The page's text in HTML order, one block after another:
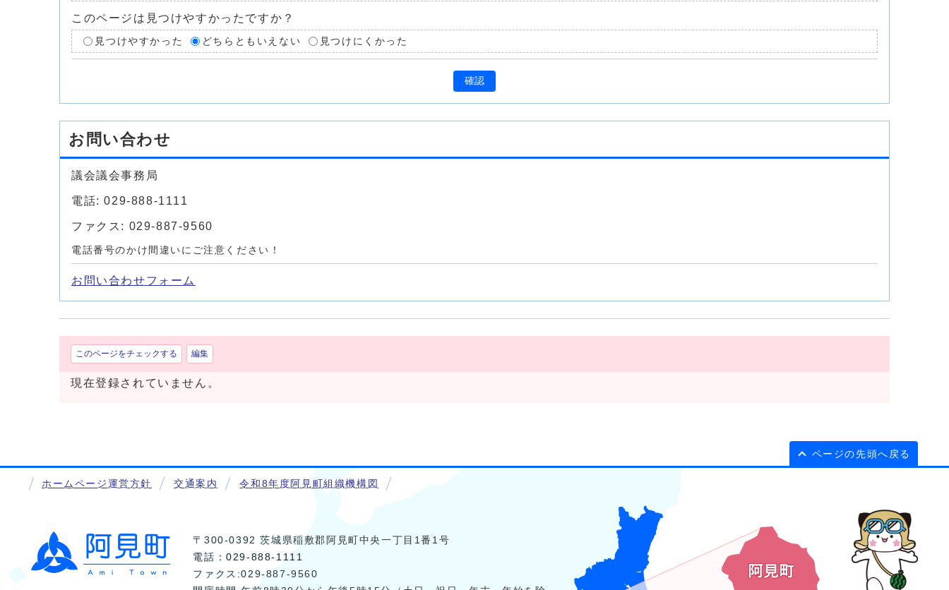
このページは見つけやすかったですか？
見つけやすかった どちらともいえない 見つけにくかった
確認
お問い合わせ
議会議会事務局
電話: 029-888-1111
ファクス: 029-887-9560
電話番号のかけ間違いにご注意ください！
お問い合わせフォーム
このページをチェックする 編集
現在登録されていません。
ページの先頭へ戻る
ホームページ運営方針 交通案内 令和8年度阿見町組織機構図
〒300-0392 茨城県稲敷郡阿見町中央一丁目1番1号
電話：029-888-1111
ファクス:029-887-9560